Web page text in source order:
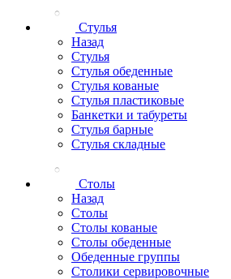
Стулья
Назад
Стулья
Стулья обеденные
Стулья кованые
Стулья пластиковые
Банкетки и табуреты
Стулья барные
Стулья складные
Столы
Назад
Столы
Столы кованые
Столы обеденные
Обеденные группы
Столики сервировочные